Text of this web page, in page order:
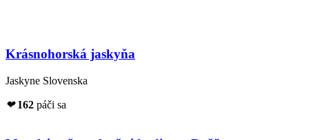
Krásnohorská jaskyňa
Jaskyne Slovenska
❤ 162 páči sa